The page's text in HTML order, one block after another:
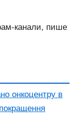
канали, пише
онкоцентру в